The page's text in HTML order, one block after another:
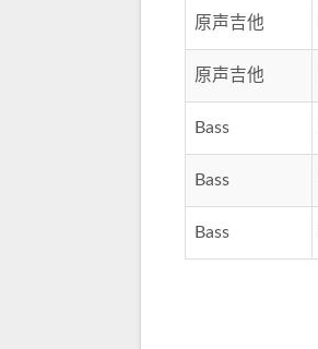
原声吉他
原声吉他
Bass
Bass
Bass